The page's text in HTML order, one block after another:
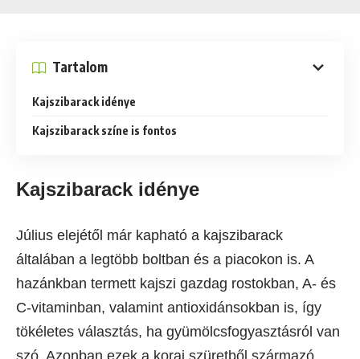
Tartalom
Kajszibarack idénye
Kajszibarack színe is fontos
Kajszibarack idénye
Július elejétől már kapható a kajszibarack
általában a legtöbb boltban és a piacokon is. A
hazánkban termett kajszi gazdag rostokban, A‑ és
C‑vitaminban, valamint antioxidánsokban is, így
tökéletes választás, ha gyümölcsfogyasztásról van
szó. Azonban ezek a korai szüretből származó